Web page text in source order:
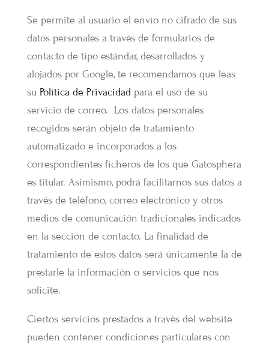
Se permite al usuario el envío no cifrado de sus
datos personales a través de formularios de
contacto de tipo estándar, desarrollados y
alojados por Google, te recomendamos que leas
su Política de Privacidad para el uso de su
servicio de correo. Los datos personales
recogidos serán objeto de tratamiento
automatizado e incorporados a los
correspondientes ficheros de los que Gatosphera
es titular. Asimismo, podrá facilitarnos sus datos a
través de teléfono, correo electrónico y otros
medios de comunicación tradicionales indicados
en la sección de contacto. La finalidad de
tratamiento de estos datos será únicamente la de
prestarle la información o servicios que nos
solicite.
Ciertos servicios prestados a través del website
pueden contener condiciones particulares con